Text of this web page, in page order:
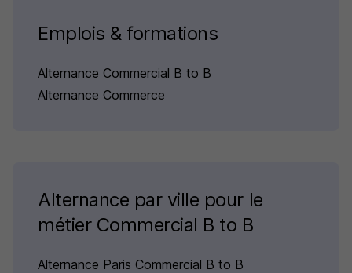
Emplois & formations
Alternance Commercial B to B
Alternance Commerce
Alternance par ville pour le
métier Commercial B to B
Alternance Paris Commercial B to B